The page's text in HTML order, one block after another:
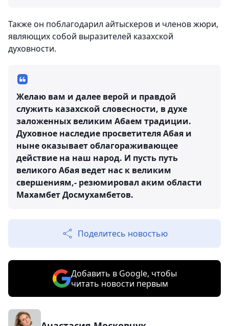
Также он поблагодарил айтыскеров и членов жюри,
являющих собой выразителей казахской
духовности.
Желаю вам и далее верой и правдой
служить казахской словесности, в духе
заложенных великим Абаем традиции.
Духовное наследие просветителя Абая и
ныне оказывает облагораживающее
действие на наш народ. И пусть путь
великого Абая ведет нас к великим
свершениям,- резюмировал аким области
Махамбет Досмухамбетов.
Поделитесь новостью
Добавить в Google, чтобы
читать новости первым